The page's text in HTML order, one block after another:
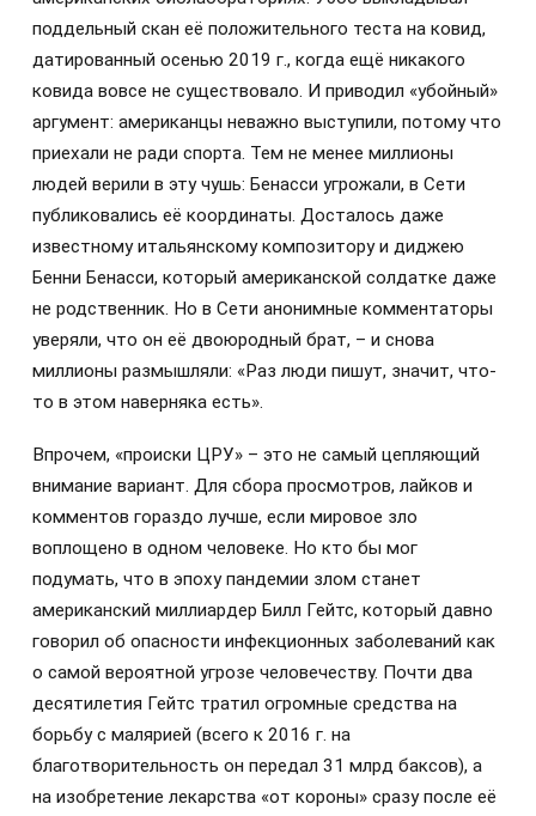
поддельный скан её положительного теста на ковид,
датированный осенью 2019 г., когда ещё никакого
ковида вовсе не существовало. И приводил «убойный»
аргумент: американцы неважно выступили, потому что
приехали не ради спорта. Тем не менее миллионы
людей верили в эту чушь: Бенасси угрожали, в Сети
публиковались её координаты. Досталось даже
известному итальянскому композитору и диджею
Бенни Бенасси, который американской солдатке даже
не родственник. Но в Сети анонимные комментаторы
уверяли, что он её двоюродный брат, – и снова
миллионы размышляли: «Раз люди пишут, значит, что-
то в этом наверняка есть».
Впрочем, «происки ЦРУ» – это не самый цепляющий
внимание вариант. Для сбора просмотров, лайков и
комментов гораздо лучше, если мировое зло
воплощено в одном человеке. Но кто бы мог
подумать, что в эпоху пандемии злом станет
американский миллиардер Билл Гейтс, который давно
говорил об опасности инфекционных заболеваний как
о самой вероятной угрозе человечеству. Почти два
десятилетия Гейтс тратил огромные средства на
борьбу с малярией (всего к 2016 г. на
благотворительность он передал 31 млрд баксов), а
на изобретение лекарства «от короны» сразу после её